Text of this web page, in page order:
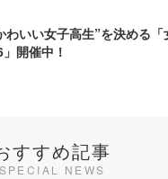
わいい女子高生”を決める
開催中！
すすめ記事
SPECIAL NEWS